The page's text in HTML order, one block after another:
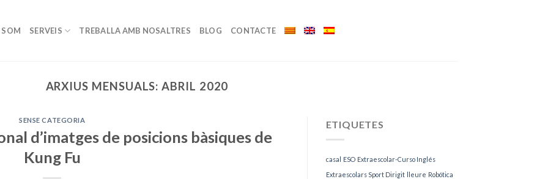
SERVEIS TREBALLA AMB NOSALTRES BLOG CONTACTE
ARXIUS MENSUALS:ABRIL 2020
SENSE CATEGORIA
d’imatges de posicions bàsiques de
Kung Fu
ETIQUETES
casal ESO Extraescolar-Curso Inglés
Extraescolars Sport Dirigit lleure Robótica